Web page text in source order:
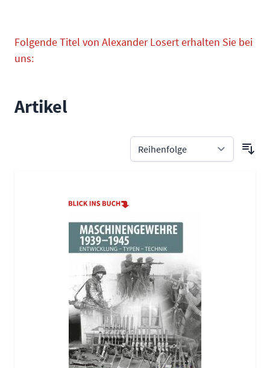
Folgende Titel von Alexander Losert erhalten Sie bei
uns:
Artikel